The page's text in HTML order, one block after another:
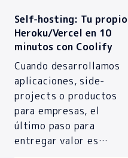
Self-hosting: Tu propio
Heroku/Vercel en 10
minutos con Coolify
Cuando desarrollamos
aplicaciones, side-
projects o productos
para empresas, el
último paso para
entregar valor es…